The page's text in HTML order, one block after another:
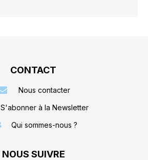
CONTACT
Nous contacter
S'abonner à la Newsletter
Qui sommes-nous ?
NOUS SUIVRE